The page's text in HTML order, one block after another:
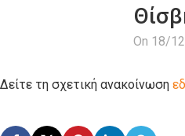
On 18/
Δείτε τη σχετική ανακοίνωση